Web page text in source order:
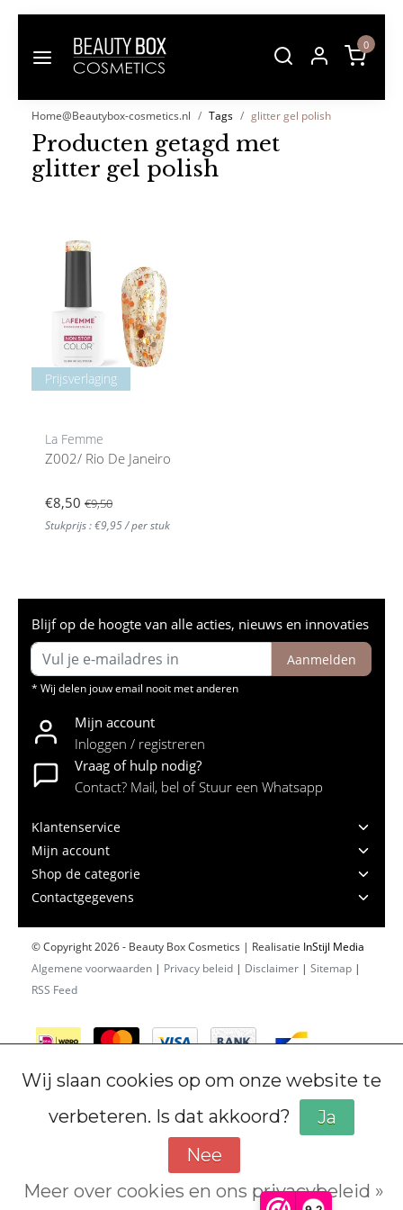
0
Home@Beautybox-cosmetics.nl Tags glitter gel polish
Producten getagd met
glitter gel polish
Prijsverlaging
La Femme
Z002/ Rio De Janeiro
€8,50 €9,50
Stukprijs : €9,95 / per stuk
Blijf op de hoogte van alle acties, nieuws en innovaties
Aanmelden
* Wij delen jouw email nooit met anderen
Mijn account
Inloggen / registreren
Vraag of hulp nodig?
Contact? Mail, bel of Stuur een Whatsapp
Klantenservice
Mijn account
Shop de categorie
Contactgegevens
© Copyright 2026 - Beauty Box Cosmetics | Realisatie InStijl Media
Algemene voorwaarden | Privacy beleid | Disclaimer | Sitemap |
RSS Feed
Wij slaan cookies op om onze website te
verbeteren. Is dat akkoord?
Ja
Nee
Meer over cookies en ons privacybeleid »